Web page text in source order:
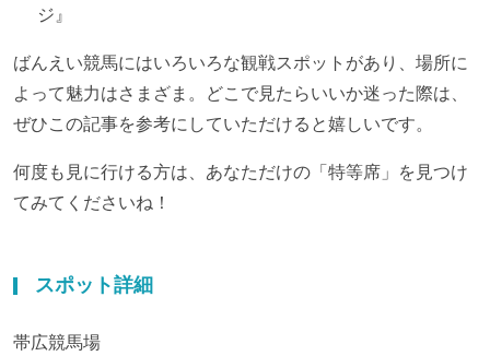
ジ』
ばんえい競馬にはいろいろな観戦スポットがあり、場所に
よって魅力はさまざま。どこで見たらいいか迷った際は、
ぜひこの記事を参考にしていただけると嬉しいです。
何度も見に行ける方は、あなただけの「特等席」を見つけ
てみてくださいね！
スポット詳細
帯広競馬場